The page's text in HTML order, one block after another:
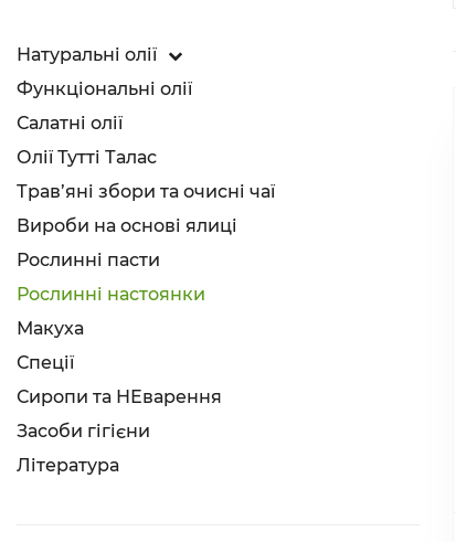
Натуральні олії
Функціональні олії
Салатні олії
Олії Тутті Талас
Трав’яні збори та очисні чаї
Вироби на основі ялиці
Рослинні пасти
Рослинні настоянки
Макуха
Спеції
Сиропи та НЕварення
Засоби гігієни
Література